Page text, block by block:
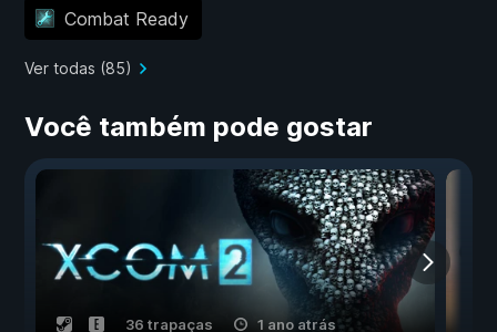
Combat Ready
Ver todas (85)
Você também pode gostar
36 trapaças 1 ano atrás